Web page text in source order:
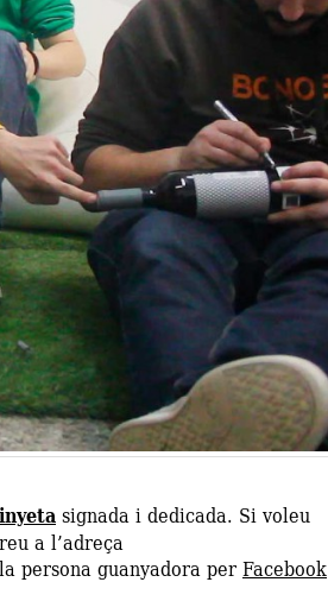
signada i dedicada. Si voleu
a l’adreça
persona guanyadora perFacebook